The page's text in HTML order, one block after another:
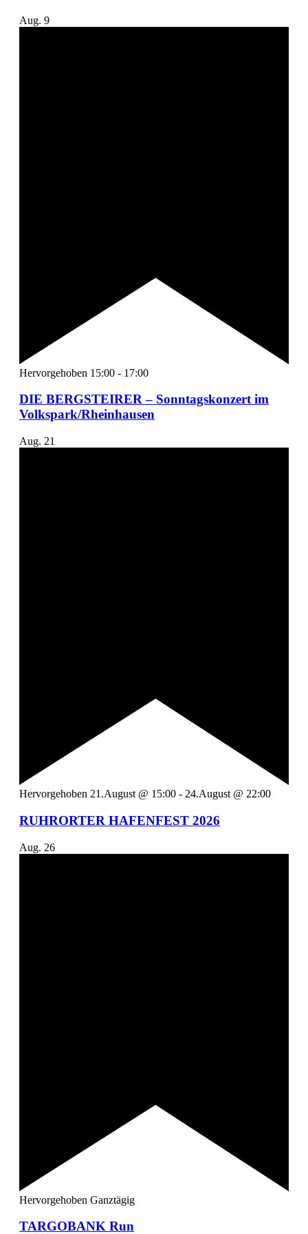
Aug. 9
Hervorgehoben 15:00 - 17:00
DIE BERGSTEIRER – Sonntagskonzert im
Volkspark/Rheinhausen
Aug. 21
Hervorgehoben 21.August @ 15:00 - 24.August @ 22:00
RUHRORTER HAFENFEST 2026
Aug. 26
Hervorgehoben Ganztägig
TARGOBANK Run